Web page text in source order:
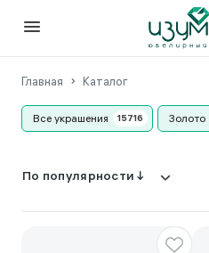
Главная Каталог
Все украшения Золото